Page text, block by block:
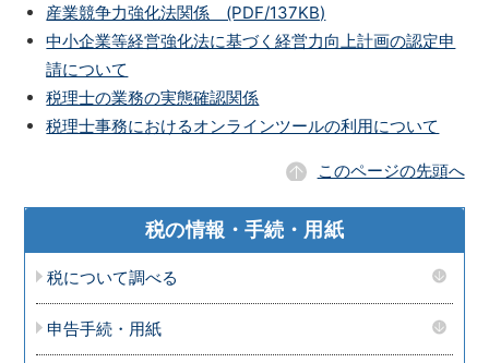
産業競争力強化法関係 (PDF/137KB)
中小企業等経営強化法に基づく経営力向上計画の認定申
請について
税理士の業務の実態確認関係
税理士事務におけるオンラインツールの利用について
このページの先頭へ
税の情報・手続・用紙
税について調べる
申告手続・用紙